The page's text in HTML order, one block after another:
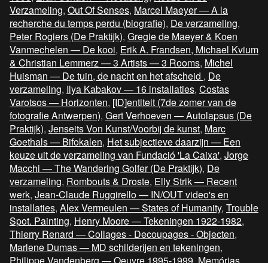
Verzameling, Out Of Senses, Marcel Maeyer — A la
recherche du temps perdu (biografie), De verzameling,
Peter Rogiers (De Praktijk), Gregie de Maeyer & Koen
Vanmechelen — De kooi, Erik A. Frandsen, Michael Kvium
& Christian Lemmerz — 3 Artists — 3 Rooms, Michel
Huisman — De tuin, de nacht en het afscheid , De
verzameling, Ilya Kabakov — 16 installaties, Costas
Varotsos — Horizonten, [ID]entiteit (7de zomer van de
fotografie Antwerpen), Gert Verhoeven — Autolapsus (De
Praktijk), Jenseits Von Kunst/Voorbij de kunst, Marc
Goethals — Bifokalen, Het subjectieve daarzijn — Een
keuze uit de verzameling van Fundació 'La Caixa', Jorge
Macchi — The Wandering Golfer (De Praktijk), De
verzameling, Rombouts & Droste, Elly Strik — Recent
werk, Jean-Claude Ruggirello — IN/OUT video's en
installaties, Alex Vermeulen — States of Humanity, Trouble
Spot. Painting, Henry Moore — Tekeningen 1922-1982,
Thierry Renard — Collages - Decoupages - Objecten,
Marlene Dumas — MD schilderijen en tekeningen,